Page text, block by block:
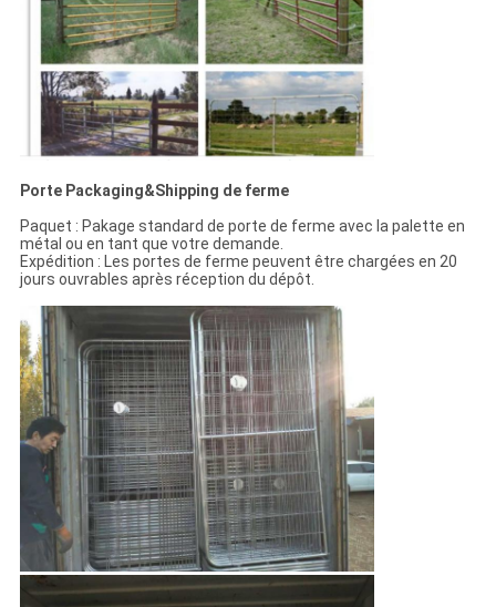
Porte Packaging&Shipping de ferme
Paquet : Pakage standard de porte de ferme avec la palette en
métal ou en tant que votre demande.
Expédition : Les portes de ferme peuvent être chargées en 20
jours ouvrables après réception du dépôt.